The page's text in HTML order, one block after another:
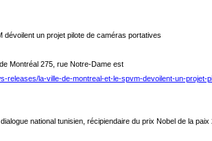
dévoilent un projet pilote de caméras portatives
Montréal 275, rue Notre-Dame est
releases/la-ville-de-montreal-et-le-spvm-devoilent-un-projet-
national tunisien, récipiendaire du prix Nobel de la paix